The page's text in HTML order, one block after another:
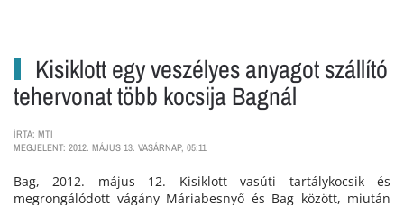
Kisiklott egy veszélyes anyagot szállító
tehervonat több kocsija Bagnál
ÍRTA: MTI
MEGJELENT: 2012. MÁJUS 13. VASÁRNAP, 05:11
Bag, 2012. május 12. Kisiklott vasúti tartálykocsik és
megrongálódott vágány Máriabesnyő és Bag között, miután